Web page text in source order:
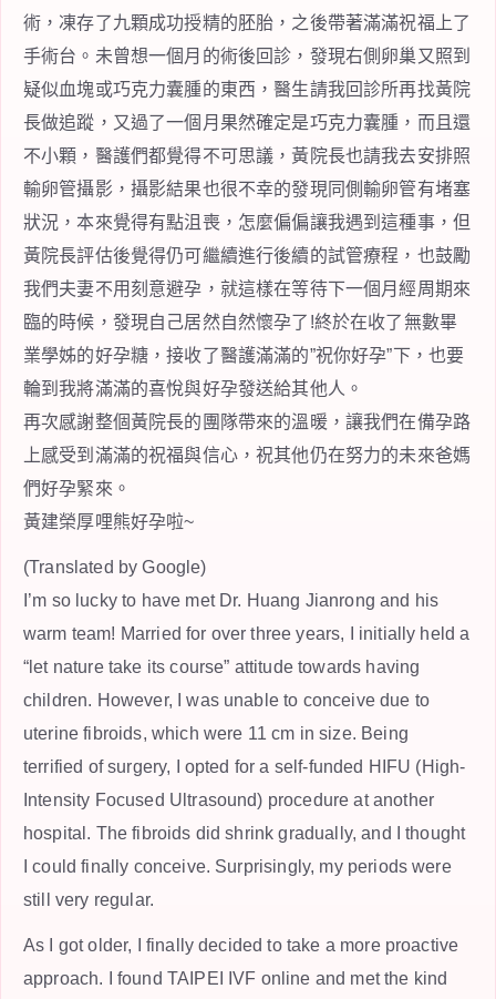
術，凍存了九顆成功授精的胚胎，之後帶著滿滿祝福上了
手術台。未曾想一個月的術後回診，發現右側卵巢又照到
疑似血塊或巧克力囊腫的東西，醫生請我回診所再找黃院
長做追蹤，又過了一個月果然確定是巧克力囊腫，而且還
不小顆，醫護們都覺得不可思議，黃院長也請我去安排照
輸卵管攝影，攝影結果也很不幸的發現同側輸卵管有堵塞
狀況，本來覺得有點沮喪，怎麼偏偏讓我遇到這種事，但
黃院長評估後覺得仍可繼續進行後續的試管療程，也鼓勵
我們夫妻不用刻意避孕，就這樣在等待下一個月經周期來
臨的時候，發現自己居然自然懷孕了!終於在收了無數畢
業學姊的好孕糖，接收了醫護滿滿的”祝你好孕”下，也要
輪到我將滿滿的喜悅與好孕發送給其他人。
再次感謝整個黃院長的團隊帶來的溫暖，讓我們在備孕路
上感受到滿滿的祝福與信心，祝其他仍在努力的未來爸媽
們好孕緊來。
黃建榮厚哩熊好孕啦~
(Translated by Google)
I’m so lucky to have met Dr. Huang Jianrong and his
warm team! Married for over three years, I initially held a
“let nature take its course” attitude towards having
children. However, I was unable to conceive due to
uterine fibroids, which were 11 cm in size. Being
terrified of surgery, I opted for a self-funded HIFU (High-
Intensity Focused Ultrasound) procedure at another
hospital. The fibroids did shrink gradually, and I thought
I could finally conceive. Surprisingly, my periods were
still very regular.
As I got older, I finally decided to take a more proactive
approach. I found TAIPEI IVF online and met the kind